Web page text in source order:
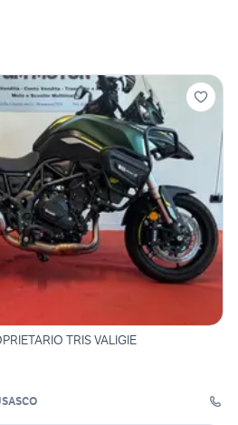
TRIS VALIGIE